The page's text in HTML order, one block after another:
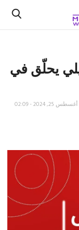
يحلّق في
أغسطس 25, 2024 - 02:09